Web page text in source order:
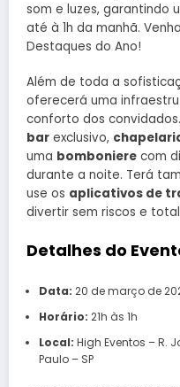
som e luzes, garantindo
até à 1h da manhã.
Destaques do Ano!
Além de toda a
oferecerá uma
conforto dos
bar exclusivo,
uma bomboniere com
durante a noite. Terá
use os aplicativos de
divertir sem riscos e
Detalhes do
Data: 20 de março de
Horário: 21h às 1h
Local: High Eventos – R.
Paulo – SP